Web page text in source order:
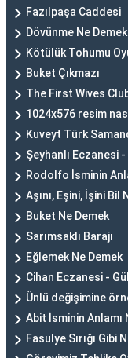
Fazılpaşa Caddesi
Dövünme Ne Demek
Kötülük Tohumu
Buket Çıkmazı
The First Wives
1024x576 resim
Kuveyt Türk
Şeyhanlı Eczanesi
Rodolfo İsminin
Aşını, Eşini, İşini Bil
Buket Ne Demek
Sarımsaklı Barajı
Eğlemek Ne Demek
Cihan Eczanesi -
Ünlü değişimine
Abit İsminin Anlamı
Fasulye Sırığı Gibi